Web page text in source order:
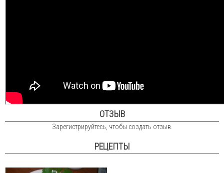
ОТЗЫВ
Зарегистрируйтесь, чтобы создать отзыв.
РЕЦЕПТЫ